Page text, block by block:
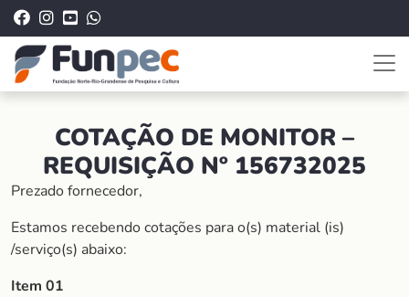
COTAÇÃO DE MONITOR –
REQUISIÇÃO Nº 156732025
Prezado fornecedor,
Estamos recebendo cotações para o(s) material (is)
/serviço(s) abaixo:
Item 01